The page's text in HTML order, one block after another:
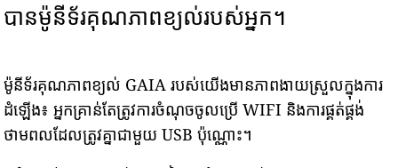
បានម៉ូនីទ័រគុណភាពខ្យល់របស់អ្នក។
ម៉ូនីទ័រគុណភាពខ្យល់ GAIA របស់យើងមានភាពងាយស្រួលក្នុងការ
ដំឡើង៖ អ្នកគ្រាន់តែត្រូវការចំណុចចូលប្រើ WIFI និងការផ្គត់ផ្គង់
ថាមពលដែលត្រូវគ្នាជាមួយ USB ប៉ុណ្ណោះ។